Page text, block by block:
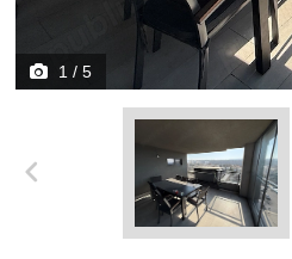
1 / 5